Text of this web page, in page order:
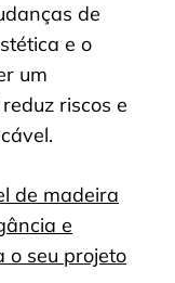
de
e o
um
riscos e
de madeira
e
o seu projeto